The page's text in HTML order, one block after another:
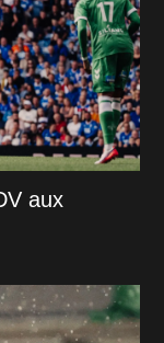
aux